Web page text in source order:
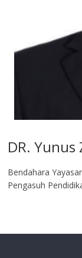
DR.
Bendahara
Pengasuh